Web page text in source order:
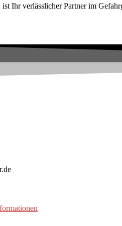
Ihr verlässlicher Partner im